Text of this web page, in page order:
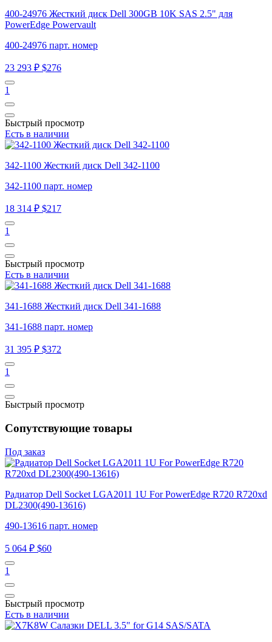
400-24976 Жесткий диск Dell 300GB 10K SAS 2.5" для
PowerEdge Powervault
400-24976 парт. номер
23 293 ₽ $276
1
Быстрый просмотр
Есть в наличии
342-1100 Жесткий диск Dell 342-1100
342-1100 парт. номер
18 314 ₽ $217
1
Быстрый просмотр
Есть в наличии
341-1688 Жесткий диск Dell 341-1688
341-1688 парт. номер
31 395 ₽ $372
1
Быстрый просмотр
Сопутствующие товары
Под заказ
Радиатор Dell Socket LGA2011 1U For PowerEdge R720 R720xd
DL2300(490-13616)
490-13616 парт. номер
5 064 ₽ $60
1
Быстрый просмотр
Есть в наличии